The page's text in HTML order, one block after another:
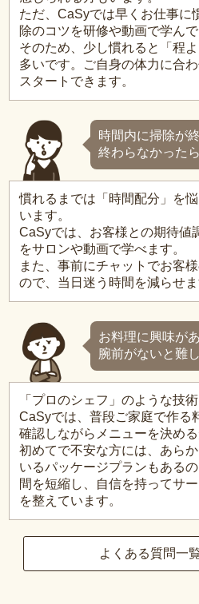
ただ、CaSyでは早くお仕事に
除のコツを研修や動画で学んで
そのため、少し慣れると「程
多いです。ご自身の体力に合
スタートできます。
時間内に掃除が
終わらなかった
慣れるまでは「時間配分」を
います。
CaSyでは、お客様との期待値
をサロンや動画で学べます。
また、事前にチャットでお客
ので、当日迷う時間を減らせま
お料理に興味が
腕前がないと難
「プロのシェフ」のような技
CaSyでは、普段ご家庭で作る
確認しながらメニューを決める
初めてで不安な方には、あら
いるパッケージプランもある
間を短縮し、自信を持ってサ
を整えています。
よくある質問一